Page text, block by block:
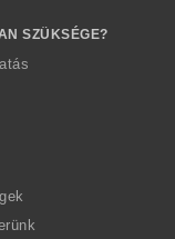
SZÜKSÉGE?